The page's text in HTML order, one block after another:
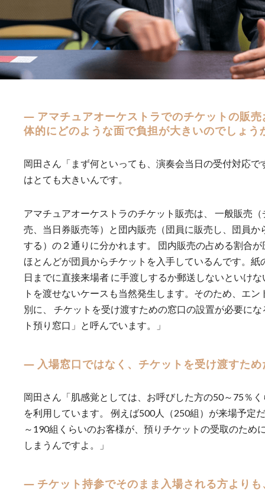
― アマチュアオーケストラでのチケットの販
体的にどのような面で負担が大きいのでしょう
岡田さん「まず何といっても、演奏会当日の受付対応で
はとても大きいんです。
アマチュアオーケストラのチケット販売は、 一般販売
売、当日券販売等）と団内販売（団員に販売し、団員か
する）の２通りに分かれます。 団内販売の占める割合
ほとんどが団員からチケットを入手しているんです。紙
日までに直接来場者 に手渡しするか郵送しないといけ
トを渡せないケースも当然発生します。そのため、エ
別に、 チケットを受け渡すための窓口の設置が必要に
ト預り窓口」と呼んでいます。」
― 入場窓口ではなく、チケットを受け渡すた
岡田さん「肌感覚としては、お呼びした方の50～75％
を利用しています。 例えば500人（250組）が来場予定
～190組くらいのお客様が、預りチケットの受取のため
しまうんですよ。」
― チケット持参でそのまま入場される方より